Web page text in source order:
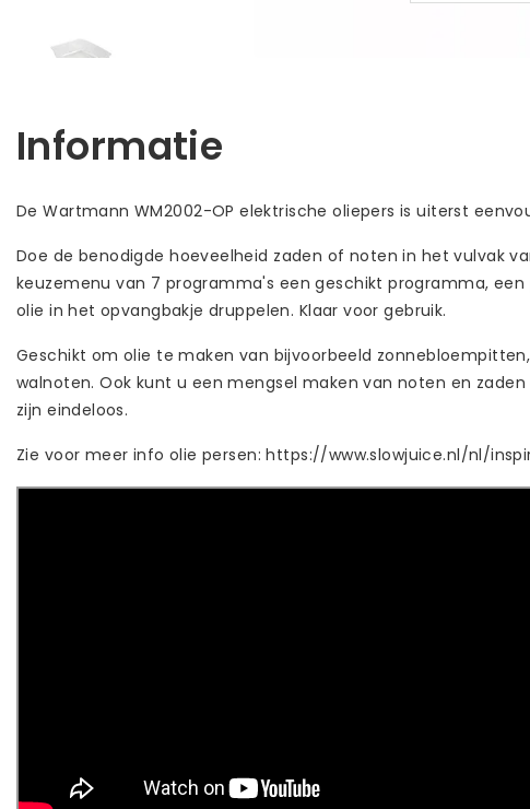
Informatie
De Wartmann WM2002-OP elektrische oliepers is uiterst
Doe de benodigde hoeveelheid zaden of noten in het vulvak
keuzemenu van 7 programma's een geschikt programma,
olie in het opvangbakje druppelen. Klaar voor gebruik.
Geschikt om olie te maken van bijvoorbeeld
walnoten. Ook kunt u een mengsel maken van noten en
zijn eindeloos.
Zie voor meer info olie persen: https://www.slowjuice.nl/nl/